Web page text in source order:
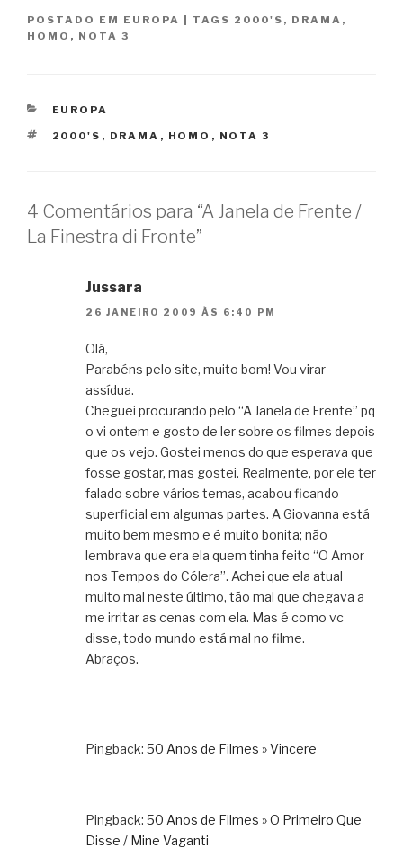
POSTADO EM EUROPA | TAGS 2000'S , DRAMA ,
HOMO , NOTA 3
CATEGORIAS
EUROPA
TAGS
2000'S , DRAMA , HOMO , NOTA 3
4 Comentários para “A Janela de Frente /
La Finestra di Fronte”
Jussara
26 JANEIRO 2009 ÀS 6:40 PM
Olá,
Parabéns pelo site, muito bom! Vou virar
assídua.
Cheguei procurando pelo “A Janela de Frente” pq
o vi ontem e gosto de ler sobre os filmes depois
que os vejo. Gostei menos do que esperava que
fosse gostar, mas gostei. Realmente, por ele ter
falado sobre vários temas, acabou ficando
superficial em algumas partes. A Giovanna está
muito bem mesmo e é muito bonita; não
lembrava que era ela quem tinha feito “O Amor
nos Tempos do Cólera”. Achei que ela atual
muito mal neste último, tão mal que chegava a
me irritar as cenas com ela. Mas é como vc
disse, todo mundo está mal no filme.
Abraços.
Pingback: 50 Anos de Filmes » Vincere
Pingback: 50 Anos de Filmes » O Primeiro Que
Disse / Mine Vaganti